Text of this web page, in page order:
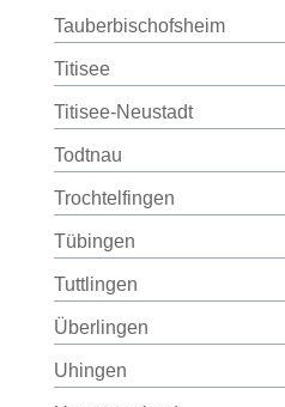
Tauberbischofsheim
Titisee
Titisee-Neustadt
Todtnau
Trochtelfingen
Tübingen
Tuttlingen
Überlingen
Uhingen